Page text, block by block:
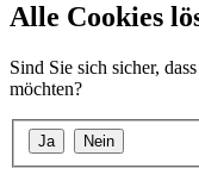
Alle Cookies
Sind Sie sich sicher,
möchten?